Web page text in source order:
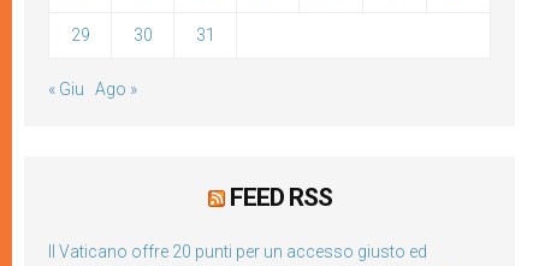
29 30 31
« Giu Ago »
FEED RSS
Il Vaticano offre 20 punti per un accesso giusto ed